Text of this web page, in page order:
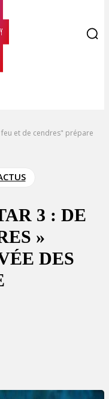
et de cendres" prépare
3 : DE
»
DES